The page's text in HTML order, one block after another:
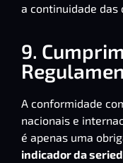
a continuidade das
9.
A conformidade
nacionais e
é apenas uma
indicador da